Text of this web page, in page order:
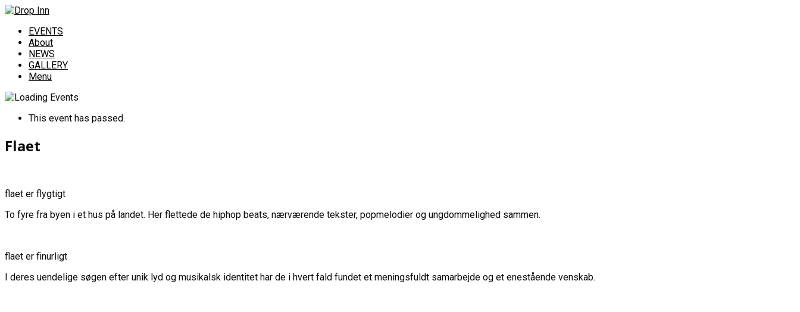
EVENTS
About
NEWS
GALLERY
Menu
This event has passed.
Flaet
flaet er flygtigt
To fyre fra byen i et hus på landet. Her flettede de hiphop beats, nærværende tekster, popmelodier og ungdommelighed sammen.
flaet er finurligt
I deres uendelige søgen efter unik lyd og musikalsk identitet har de i hvert fald fundet et meningsfuldt samarbejde og et enestående venskab.